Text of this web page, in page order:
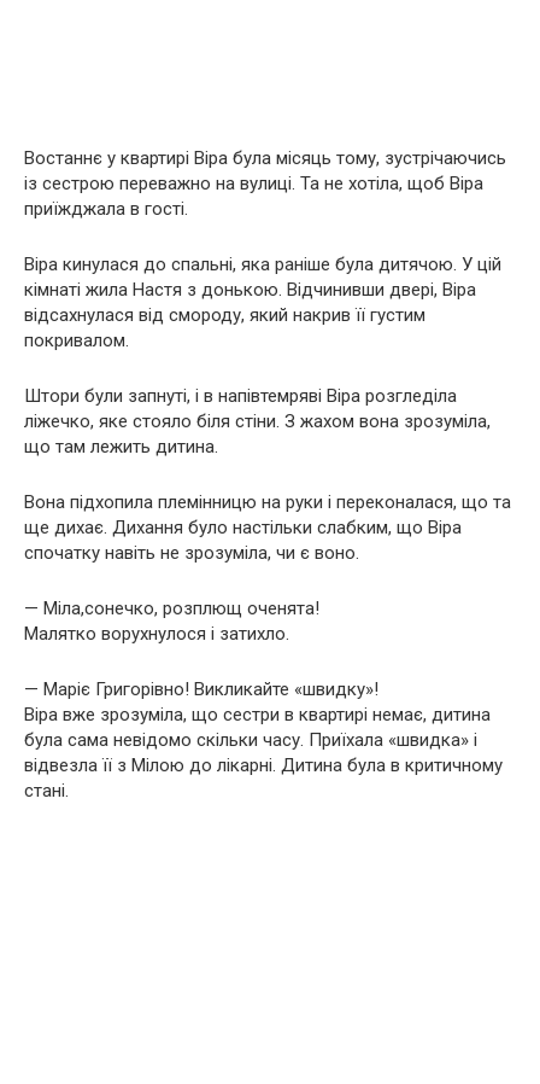
Востаннє у квартирі Віра була місяць тому, зустрічаючись
із сестрою переважно на вулиці. Та не хотіла, щоб Віра
приїжджала в гості.
Віра кинулася до спальні, яка раніше була дитячою. У цій
кімнаті жила Настя з донькою. Відчинивши двері, Віра
відсахнулася від смороду, який накрив її густим
покривалом.
Штори були запнуті, і в напівтемряві Віра розгледіла
ліжечко, яке стояло біля стіни. З жахом вона зрозуміла,
що там лежить дитина.
Вона підхопила племінницю на руки і переконалася, що та
ще дихає. Дихання було настільки слабким, що Віра
спочатку навіть не зрозуміла, чи є воно.
— Міла,сонечко, розплющ оченята!
Малятко ворухнулося і затихло.
— Маріє Григорівно! Викликайте «швидку»!
Віра вже зрозуміла, що сестри в квартирі немає, дитина
була сама невідомо скільки часу. Приїхала «швидка» і
відвезла її з Мілою до лікарні. Дитина була в критичному
стані.